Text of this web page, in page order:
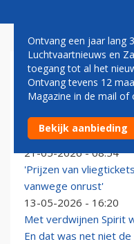
PRIJZEN
Minder boekingen bij
zijn
21-05-2026 - 08:54
'Prijzen van
vanwege onrust'
13-05-2026 - 16:20
Met verdwijnen Spirit
En dat was net niet
Ontvang een jaar lang
Luchtvaartnieuws en
toegang tot al het
Ontvang tevens 12
Magazine in de mail of
Bekijk aanbieding